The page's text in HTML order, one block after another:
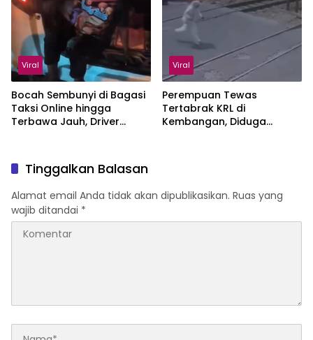
Viral
Bocah Sembunyi di Bagasi
Taksi Online hingga
Terbawa Jauh, Driver
Viral
Perempuan Tewas
Tertabrak KRL di
Kembangan, Diduga
Tinggalkan Balasan
Alamat email Anda tidak akan dipublikasikan. Ruas yang
wajib ditandai *